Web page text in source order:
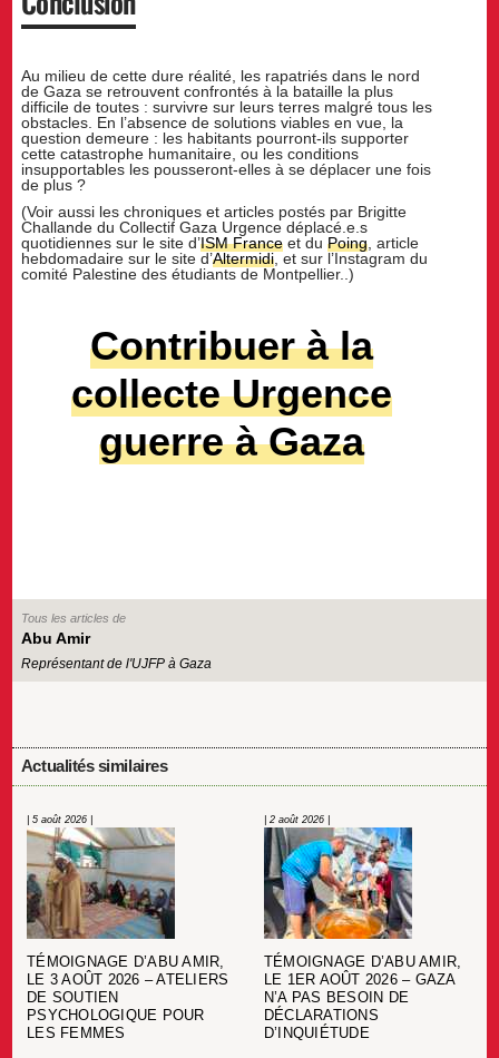
Au milieu de cette dure réalité, les rapatriés dans le nord
de Gaza se retrouvent confrontés à la bataille la plus
difficile de toutes : survivre sur leurs terres malgré tous les
obstacles. En l’absence de solutions viables en vue, la
question demeure : les habitants pourront-ils supporter
cette catastrophe humanitaire, ou les conditions
insupportables les pousseront-elles à se déplacer une fois
de plus ?
(Voir aussi les chroniques et articles postés par Brigitte
Challande du Collectif Gaza Urgence déplacé.e.s
quotidiennes sur le site d’ISM France et duPoing , article
hebdomadaire sur le site d’Altermidi , et sur l’Instagram du
comité Palestine des étudiants de Montpellier..)
Contribuer à la
collecte Urgence
guerre à Gaza
Tous les articles de
Abu Amir
Représentant de l'UJFP à Gaza
Actualités similaires
| 5 août 2026 |
TÉMOIGNAGE D’ABU AMIR,
LE 3 AOÛT 2026 – ATELIERS
DE SOUTIEN
PSYCHOLOGIQUE POUR
LES FEMMES
| 2 août 2026 |
TÉMOIGNAGE D’ABU AMIR,
LE 1ER AOÛT 2026 – GAZA
N’A PAS BESOIN DE
DÉCLARATIONS
D’INQUIÉTUDE